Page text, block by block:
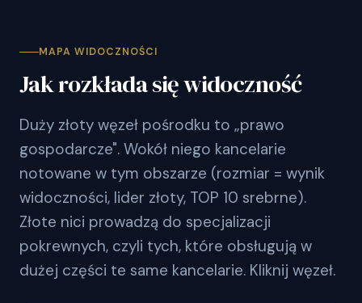
MAPA WIDOCZNOŚCI
Jak rozkłada się widoczność
Duży złoty węzeł pośrodku to „prawo
gospodarcze". Wokół niego kancelarie
notowane w tym obszarze (rozmiar = wynik
widoczności, lider złoty, TOP 10 srebrne).
Złote nici prowadzą do specjalizacji
pokrewnych, czyli tych, które obsługują w
dużej części te same kancelarie. Kliknij węzeł.